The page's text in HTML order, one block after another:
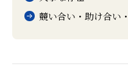
競い合い・助け合い